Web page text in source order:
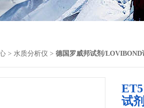
> 水质分析仪 > 德国罗威邦试剂/LOVIBOND
试剂